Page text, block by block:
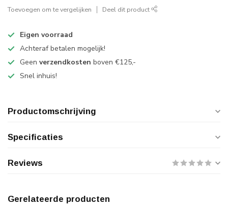
Toevoegen om te vergelijken Deel dit product
Eigen voorraad
Achteraf betalen mogelijk!
Geen verzendkosten boven €125,-
Snel inhuis!
Productomschrijving
Specificaties
Reviews
Gerelateerde producten